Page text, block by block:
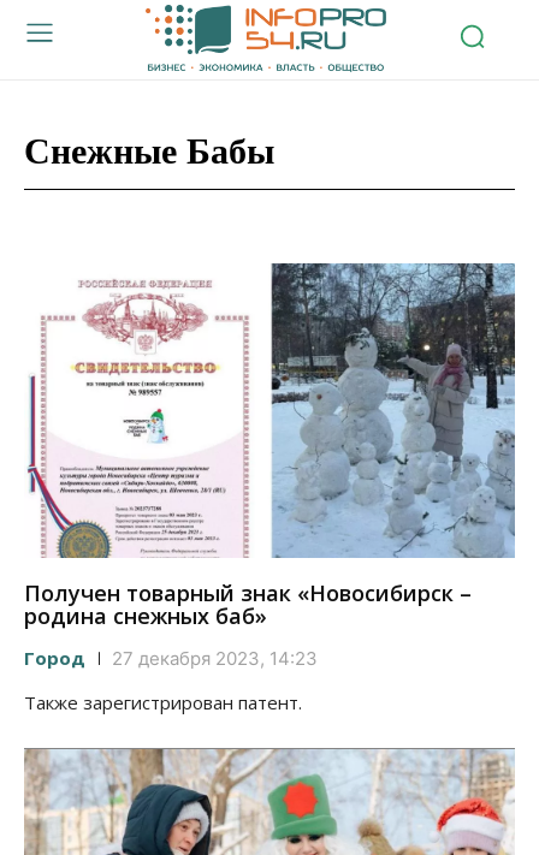
Снежные Бабы
Получен товарный знак «Новосибирск –
родина снежных баб»
Город 27 декабря 2023, 14:23
Также зарегистрирован патент.